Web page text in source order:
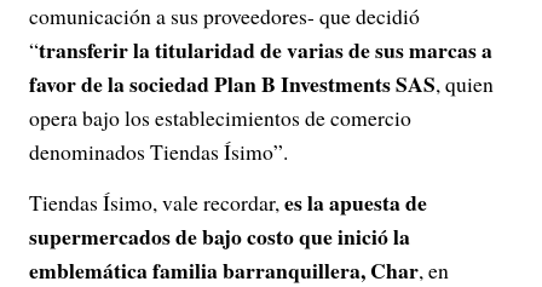
comunicación a sus proveedores- que decidió
“transferir la titularidad de varias de sus marcas a
favor de la sociedad Plan B Investments SAS, quien
opera bajo los establecimientos de comercio
denominados Tiendas Ísimo”.
Tiendas Ísimo, vale recordar,es la apuesta de
supermercados de bajo costo que inició la
emblemática familia barranquillera, Char, en